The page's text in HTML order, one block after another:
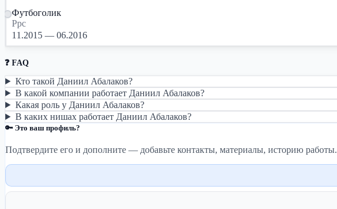
Футбоголик
Ppc
11.2015 — 06.2016
❓ FAQ
Кто такой Даниил Абалаков?
В какой компании работает Даниил Абалаков?
Какая роль у Даниил Абалаков?
В каких нишах работает Даниил Абалаков?
🔑 Это ваш профиль?
Подтвердите его и дополните — добавьте контакты, материалы, историю работы.